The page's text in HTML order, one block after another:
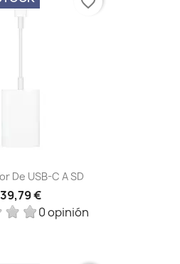
De USB-C A SD
39,79 €
0 opinión